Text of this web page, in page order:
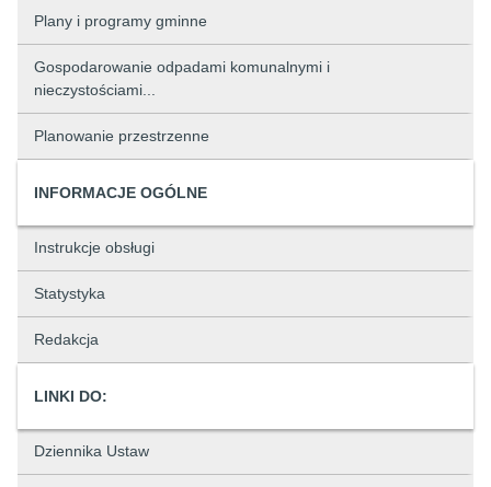
Plany i programy gminne
Gospodarowanie odpadami komunalnymi i
nieczystościami...
Planowanie przestrzenne
INFORMACJE OGÓLNE
Instrukcje obsługi
Statystyka
Redakcja
LINKI DO:
Dziennika Ustaw